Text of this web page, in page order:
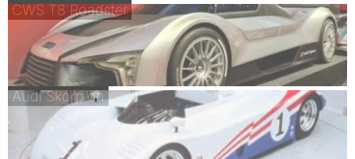
CWS T8 Roadster
Audi Skorpion